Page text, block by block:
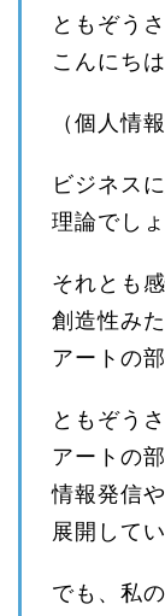
ともぞうさ
こんにち
（個人情
ビジネス
理論でしょ
それとも
創造性み
アートの
ともぞう
アートの
情報発信
展開して
でも、私